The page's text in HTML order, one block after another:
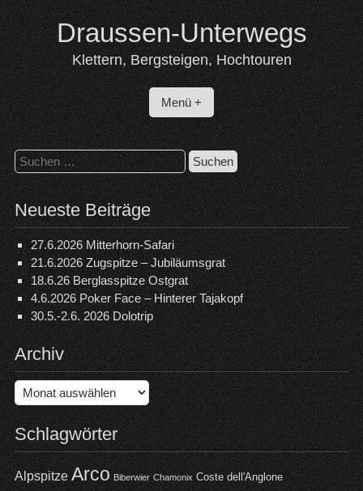
content
Draussen-Unterwegs
Klettern, Bergsteigen, Hochtouren
Menü +
Suchen
nach:
Neueste Beiträge
27.6.2026 Mitterhorn-Safari
21.6.2026 Zugspitze – Jubiläumsgrat
18.6.26 Berglasspitze Ostgrat
4.6.2026 Poker Face – Hinterer Tajakopf
30.5.-2.6. 2026 Dolotrip
Archiv
Archiv
Schlagwörter
Alpspitze Arco Biberwier Chamonix Coste dell'Anglone